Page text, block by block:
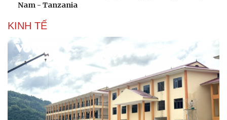
Nam - Tanzania
KINH TẾ